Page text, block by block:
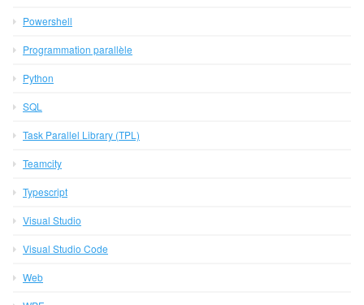
Powershell
Programmation parallèle
Python
SQL
Task Parallel Library (TPL)
Teamcity
Typescript
Visual Studio
Visual Studio Code
Web